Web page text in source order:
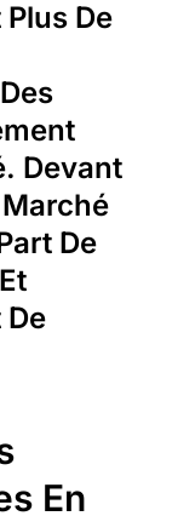
De
Devant
De
De
En